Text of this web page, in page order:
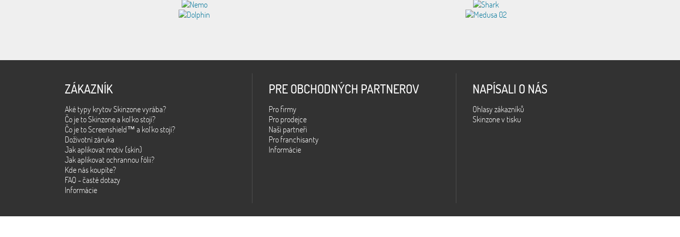
ZÁKAZNÍK
Aké typy krytov Skinzone vyrába?
Čo je to Skinzone a kol´ko stojí?
Čo je to Screenshield™ a kol´ko stojí?
Doživotní záruka
Jak aplikovat motiv (skin)
Jak aplikovat ochrannou fólii?
Kde nás koupíte?
FAQ - časté dotazy
Informácie
PRE OBCHODNÝCH PARTNEROV
Pro firmy
Pro prodejce
Naši partneři
Pro franchisanty
Informácie
NAPÍSALI O NÁS
Ohlasy zákazníků
Skinzone v tisku